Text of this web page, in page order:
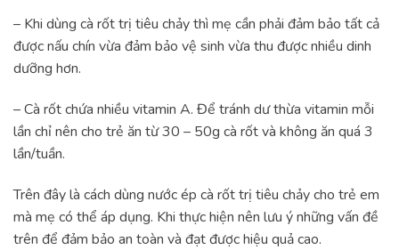
– Khi dùng cà rốt trị tiêu chảy thì mẹ cần phải đảm bảo tất cả
được nấu chín vừa đảm bảo vệ sinh vừa thu được nhiều dinh
dưỡng hơn.
– Cà rốt chứa nhiều vitamin A. Để tránh dư thừa vitamin mỗi
lần chỉ nên cho trẻ ăn từ 30 – 50g cà rốt và không ăn quá 3
lần/tuần.
Trên đây là cách dùng nước ép cà rốt trị tiêu chảy cho trẻ em
mà mẹ có thể áp dụng. Khi thực hiện nên lưu ý những vấn đề
trên để đảm bảo an toàn và đạt được hiệu quả cao.